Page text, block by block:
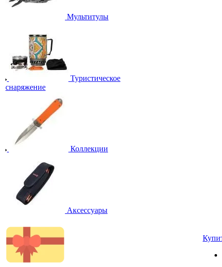
Мультитулы
Туристическое
снаряжение
Коллекции
Аксессуары